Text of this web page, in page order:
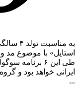
به
طی این ۶
ایرانی خواهد بود و
...